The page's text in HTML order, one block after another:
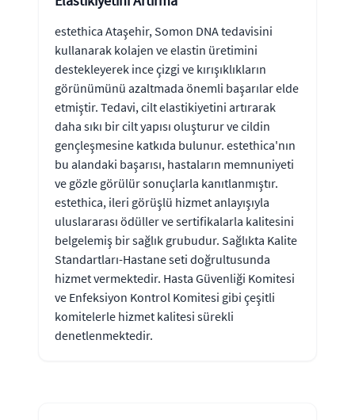
estethica Ataşehir, Somon DNA tedavisini
kullanarak kolajen ve elastin üretimini
destekleyerek ince çizgi ve kırışıklıkların
görünümünü azaltmada önemli başarılar elde
etmiştir. Tedavi, cilt elastikiyetini artırarak
daha sıkı bir cilt yapısı oluşturur ve cildin
gençleşmesine katkıda bulunur. estethica'nın
bu alandaki başarısı, hastaların memnuniyeti
ve gözle görülür sonuçlarla kanıtlanmıştır.
estethica, ileri görüşlü hizmet anlayışıyla
uluslararası ödüller ve sertifikalarla kalitesini
belgelemiş bir sağlık grubudur. Sağlıkta Kalite
Standartları-Hastane seti doğrultusunda
hizmet vermektedir. Hasta Güvenliği Komitesi
ve Enfeksiyon Kontrol Komitesi gibi çeşitli
komitelerle hizmet kalitesi sürekli
denetlenmektedir.